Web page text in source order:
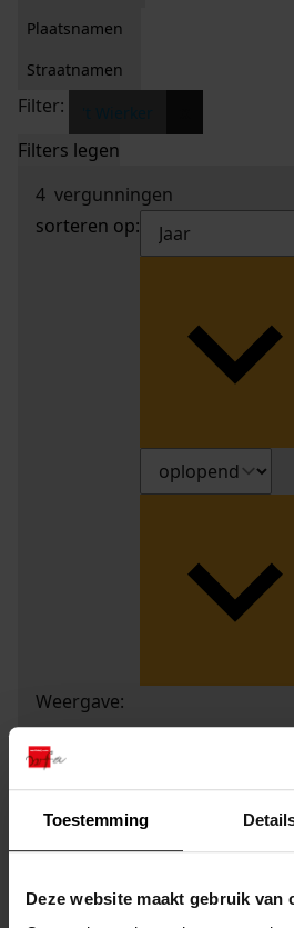
Toestemming
Deze website maakt gebruik van
Plaatsnamen
Straatnamen
Filter:
Filters legen
4 vergunningen
sorteren op:
Weergave:
1
...
2